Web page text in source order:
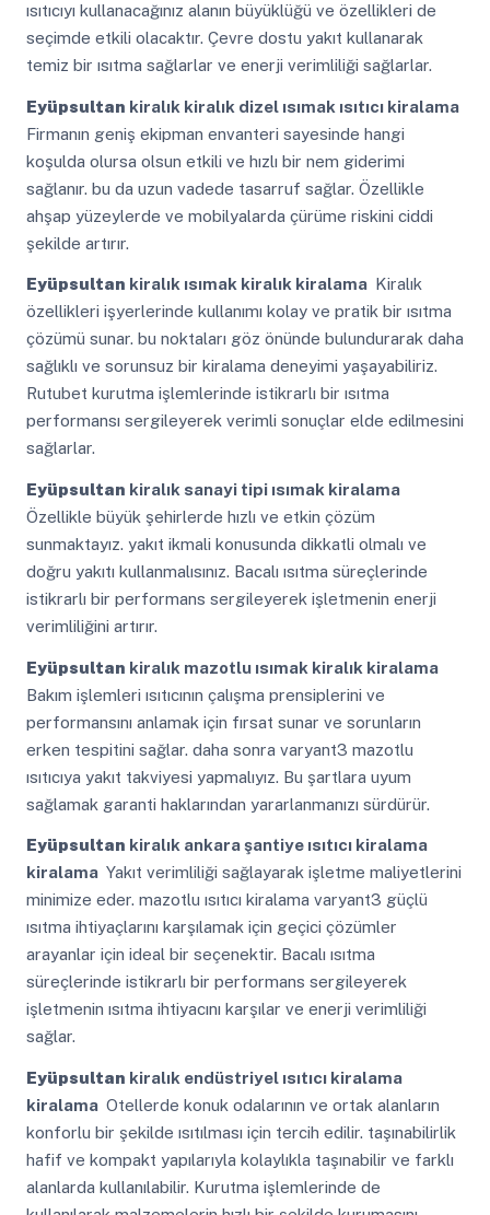
ısıtıcıyı kullanacağınız alanın büyüklüğü ve özellikleri de
seçimde etkili olacaktır. Çevre dostu yakıt kullanarak
temiz bir ısıtma sağlarlar ve enerji verimliliği sağlarlar.
Eyüpsultan kiralık kiralık dizel ısımak ısıtıcı kiralama
Firmanın geniş ekipman envanteri sayesinde hangi
koşulda olursa olsun etkili ve hızlı bir nem giderimi
sağlanır. bu da uzun vadede tasarruf sağlar. Özellikle
ahşap yüzeylerde ve mobilyalarda çürüme riskini ciddi
şekilde artırır.
Eyüpsultan kiralık ısımak kiralık kiralama Kiralık
özellikleri işyerlerinde kullanımı kolay ve pratik bir ısıtma
çözümü sunar. bu noktaları göz önünde bulundurarak daha
sağlıklı ve sorunsuz bir kiralama deneyimi yaşayabiliriz.
Rutubet kurutma işlemlerinde istikrarlı bir ısıtma
performansı sergileyerek verimli sonuçlar elde edilmesini
sağlarlar.
Eyüpsultan kiralık sanayi tipi ısımak kiralama
Özellikle büyük şehirlerde hızlı ve etkin çözüm
sunmaktayız. yakıt ikmali konusunda dikkatli olmalı ve
doğru yakıtı kullanmalısınız. Bacalı ısıtma süreçlerinde
istikrarlı bir performans sergileyerek işletmenin enerji
verimliliğini artırır.
Eyüpsultan kiralık mazotlu ısımak kiralık kiralama
Bakım işlemleri ısıtıcının çalışma prensiplerini ve
performansını anlamak için fırsat sunar ve sorunların
erken tespitini sağlar. daha sonra varyant3 mazotlu
ısıtıcıya yakıt takviyesi yapmalıyız. Bu şartlara uyum
sağlamak garanti haklarından yararlanmanızı sürdürür.
Eyüpsultan kiralık ankara şantiye ısıtıcı kiralama
kiralama Yakıt verimliliği sağlayarak işletme maliyetlerini
minimize eder. mazotlu ısıtıcı kiralama varyant3 güçlü
ısıtma ihtiyaçlarını karşılamak için geçici çözümler
arayanlar için ideal bir seçenektir. Bacalı ısıtma
süreçlerinde istikrarlı bir performans sergileyerek
işletmenin ısıtma ihtiyacını karşılar ve enerji verimliliği
sağlar.
Eyüpsultan kiralık endüstriyel ısıtıcı kiralama
kiralama Otellerde konuk odalarının ve ortak alanların
konforlu bir şekilde ısıtılması için tercih edilir. taşınabilirlik
hafif ve kompakt yapılarıyla kolaylıkla taşınabilir ve farklı
alanlarda kullanılabilir. Kurutma işlemlerinde de